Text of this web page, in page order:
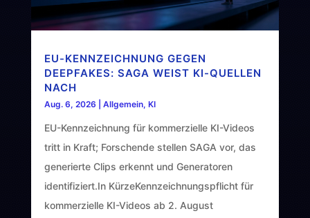
EU-KENNZEICHNUNG GEGEN
DEEPFAKES: SAGA WEIST KI-QUELLEN
NACH
Aug. 6, 2026 Allgemein, KI
EU-Kennzeichnung für kommerzielle KI-Videos
tritt in Kraft; Forschende stellen SAGA vor, das
generierte Clips erkennt und Generatoren
identifiziert.In KürzeKennzeichnungspflicht für
kommerzielle KI-Videos ab 2. August